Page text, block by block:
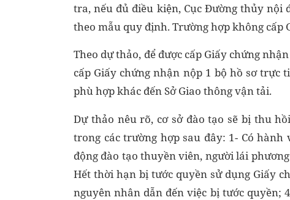
tra, nếu đủ điều kiện, Cục Đường thủy nội
theo mẫu quy định. Trường hợp không
Theo dự thảo, để được cấp Giấy chứng
cấp Giấy chứng nhận nộp 1 bộ hồ sơ
phù hợp khác đến Sở Giao thông vận tải.
Dự thảo nêu rõ, cơ sở đào tạo sẽ bị thu
trong các trường hợp sau đây: 1- Có
động đào tạo thuyền viên, người lái
Hết thời hạn bị tước quyền sử dụng Giấy
nguyên nhân dẫn đến việc bị tước quyền;